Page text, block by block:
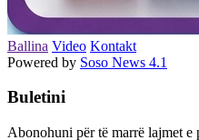
Ballina Video Kontakt
Powered by Soso News 4.1
Buletini
Abonohuni për të marrë lajmet e